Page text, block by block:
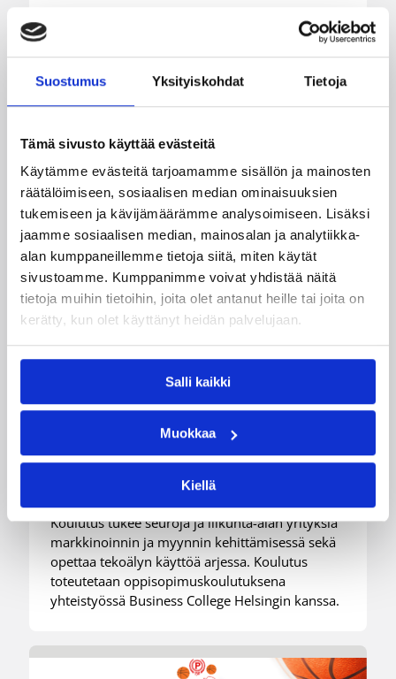
Suostumus Yksityiskohdat Tietoja
Tämä sivusto käyttää evästeitä
Käytämme evästeitä tarjoamamme sisällön ja mainosten
räätälöimiseen, sosiaalisen median ominaisuuksien
tukemiseen ja kävijämäärämme analysoimiseen. Lisäksi
jaamme sosiaalisen median, mainosalan ja analytiikka-
alan kumppaneillemme tietoja siitä, miten käytät
sivustoamme. Kumppanimme voivat yhdistää näitä
tietoja muihin tietoihin, joita olet antanut heille tai joita on
kerätty, kun olet käyttänyt heidän palvelujaan.
Salli kaikki
Muokkaa
Kiellä
Miljoona koria! -haaste alkaa
17.8.
yhteistyötä koulujen kanssa.
Koripalloliitto 03.08.2026 15:25
Game On – Markkinoinnin
mestariksi -koulutus
Koulutus tukee seuroja ja liikunta-alan yrityksiä
markkinoinnin ja myynnin kehittämisessä sekä
opettaa tekoälyn käyttöä arjessa. Koulutus
toteutetaan oppisopimuskoulutuksena
yhteistyössä Business College Helsingin kanssa.